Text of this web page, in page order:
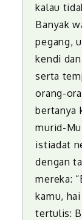
kalau
Banyak
pegang,
kendi
serta
orang-
bertanya
murid-
istiadat
dengan
mereka:
kamu,
tertulis: